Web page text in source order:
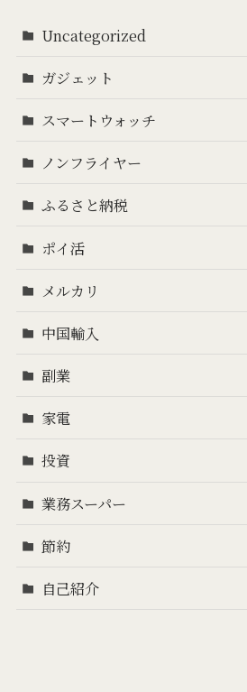
Uncategorized
ガジェット
スマートウォッチ
ノンフライヤー
ふるさと納税
ポイ活
メルカリ
中国輸入
副業
家電
投資
業務スーパー
節約
自己紹介